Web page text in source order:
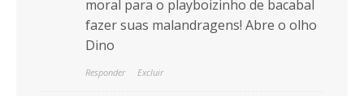
moral para o playboizinho de bacabal
fazer suas malandragens! Abre o olho
Dino
Responder Excluir